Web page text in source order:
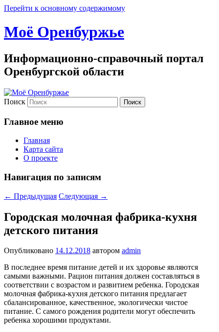
Перейти к основному содержимому
Моё Оренбуржье
Информационно-справочный портал
Оренбургской области
Поиск
Главное меню
Главная
Карта сайта
О проекте
Навигация по записям
← Предыдущая Следующая →
Городская молочная фабрика-кухня
детского питания
Опубликовано 14.12.2018 автором admin
В последнее время питание детей и их здоровье являются
самыми важными. Рацион питания должен составляться в
соответствии с возрастом и развитием ребенка. Городская
молочная фабрика-кухня детского питания предлагает
сбалансированное, качественное, экологически чистое
питание. С самого рождения родители могут обеспечить
ребенка хорошими продуктами.